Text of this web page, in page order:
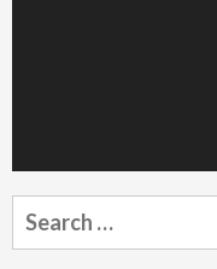
Search
for: